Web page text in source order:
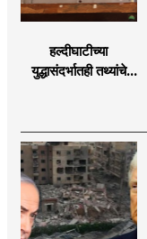
हल्दीघाटीच्या
युद्धासंदर्भातही तथ्यांचे
मोहनजी भागवत